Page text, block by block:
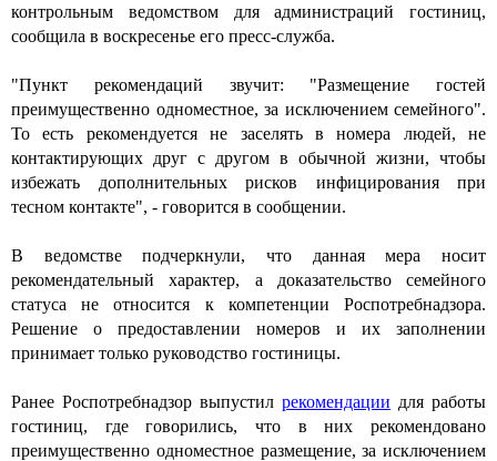
контрольным ведомством для администраций гостиниц,
сообщила в воскресенье его пресс-служба.
"Пункт рекомендаций звучит: "Размещение гостей
преимущественно одноместное, за исключением семейного".
То есть рекомендуется не заселять в номера людей, не
контактирующих друг с другом в обычной жизни, чтобы
избежать дополнительных рисков инфицирования при
тесном контакте", - говорится в сообщении.
В ведомстве подчеркнули, что данная мера носит
рекомендательный характер, а доказательство семейного
статуса не относится к компетенции Роспотребнадзора.
Решение о предоставлении номеров и их заполнении
принимает только руководство гостиницы.
Ранее Роспотребнадзор выпустил рекомендации для работы
гостиниц, где говорились, что в них рекомендовано
преимущественно одноместное размещение, за исключением